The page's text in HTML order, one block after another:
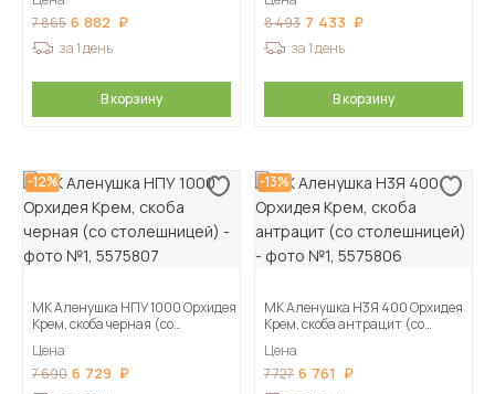
7 865 6 882
за 1 день
В корзину
8 493 7 433
за 1 день
В корзину
-12%
МК Аленушка НПУ 1000 Орхидея
Крем, скоба черная (со
Цена
7 690 6 729
-13%
МК Аленушка Н3Я 400 Орхидея
Крем, скоба антрацит (со
Цена
7 727 6 761